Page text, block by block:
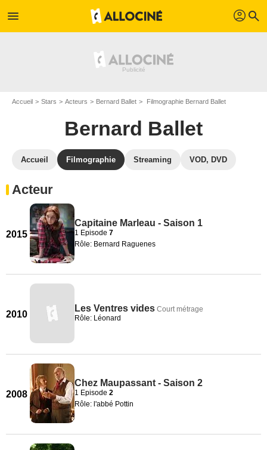
menu profil search
Accueil Stars Acteurs Bernard Ballet Filmographie Bernard Ballet
Bernard Ballet
Accueil Filmographie Streaming VOD, DVD
Acteur
2015
Capitaine Marleau - Saison 1
1 Episode 7
Rôle: Bernard Raguenes
2010
Les Ventres vides Court métrage
Rôle: Léonard
2008
Chez Maupassant - Saison 2
1 Episode 2
Rôle: l'abbé Pottin